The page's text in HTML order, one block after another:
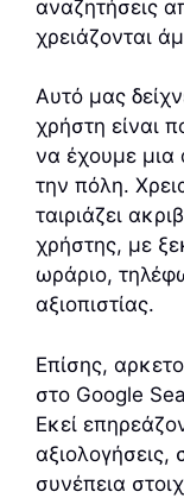
αναζητήσεις
χρειάζονται
Αυτό μας
χρήστη είναι
να έχουμε μια
την πόλη.
ταιριάζει
χρήστης, με
ωράριο,
αξιοπιστίας.
Επίσης,
στο Google
Εκεί
αξιολογήσεις,
συνέπεια